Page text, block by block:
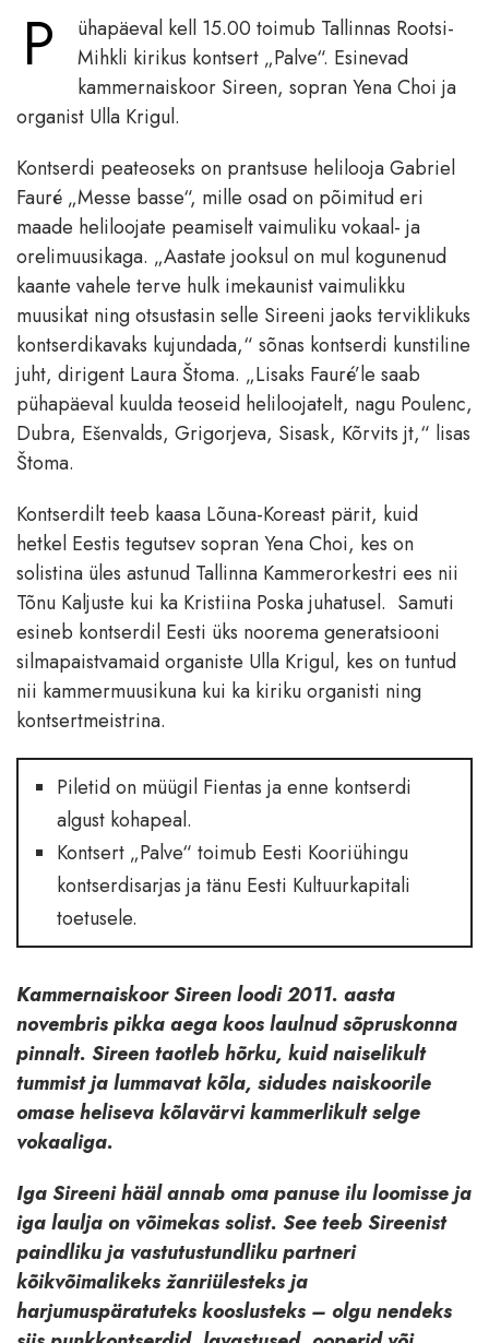
P
ühapäeval kell 15.00 toimub Tallinnas Rootsi-
Mihkli kirikus kontsert „Palve“. Esinevad
kammernaiskoor Sireen, sopran Yena Choi ja
organist Ulla Krigul.
Kontserdi peateoseks on prantsuse helilooja Gabriel
Fauré „Messe basse“, mille osad on põimitud eri
maade heliloojate peamiselt vaimuliku vokaal- ja
orelimuusikaga. „Aastate jooksul on mul kogunenud
kaante vahele terve hulk imekaunist vaimulikku
muusikat ning otsustasin selle Sireeni jaoks terviklikuks
kontserdikavaks kujundada,“ sõnas kontserdi kunstiline
juht, dirigent Laura Štoma. „Lisaks Fauré’le saab
pühapäeval kuulda teoseid heliloojatelt, nagu Poulenc,
Dubra, Ešenvalds, Grigorjeva, Sisask, Kõrvits jt,“ lisas
Štoma.
Kontserdilt teeb kaasa Lõuna-Koreast pärit, kuid
hetkel Eestis tegutsev sopran Yena Choi, kes on
solistina üles astunud Tallinna Kammerorkestri ees nii
Tõnu Kaljuste kui ka Kristiina Poska juhatusel. Samuti
esineb kontserdil Eesti üks noorema generatsiooni
silmapaistvamaid organiste Ulla Krigul, kes on tuntud
nii kammermuusikuna kui ka kiriku organisti ning
kontsertmeistrina.
Piletid on müügil Fientas ja enne kontserdi
algust kohapeal.
Kontsert „Palve“ toimub Eesti Kooriühingu
kontserdisarjas ja tänu Eesti Kultuurkapitali
toetusele.
Kammernaiskoor Sireen loodi 2011. aasta
novembris pikka aega koos laulnud sõpruskonna
pinnalt. Sireen taotleb hõrku, kuid naiselikult
tummist ja lummavat kõla, sidudes naiskoorile
omase heliseva kõlavärvi kammerlikult selge
vokaaliga.
Iga Sireeni hääl annab oma panuse ilu loomisse ja
iga laulja on võimekas solist. See teeb Sireenist
paindliku ja vastutustundliku partneri
kõikvõimalikeks žanriülesteks ja
harjumuspäratuteks kooslusteks – olgu nendeks